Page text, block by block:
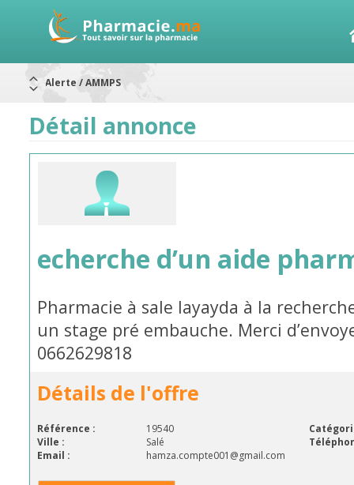
Alerte / AMMPS
ARRÊT DE COMMERCIALISATION
RAPPELS DE LOTS
Détail annonce
echerche d’un aide
Pharmacie à sale layayda à la
un stage pré embauche. Merci
0662629818
Détails de l'offre
Référence : 19540
Ville :
Salé
Email :
hamza.compte001@gmail.com